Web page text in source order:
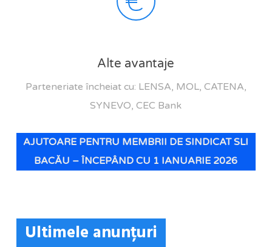
Alte avantaje
Parteneriate încheiat cu: LENSA, MOL, CATENA,
SYNEVO, CEC Bank
AJUTOARE PENTRU MEMBRII DE SINDICAT SLI
BACĂU – ÎNCEPÂND CU 1 IANUARIE 2026
Ultimele anunțuri